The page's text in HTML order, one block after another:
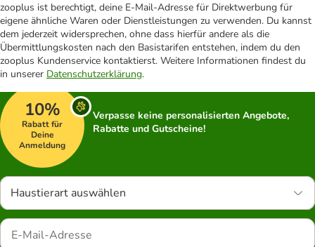
zooplus ist berechtigt, deine E-Mail-Adresse für Direktwerbung für
eigene ähnliche Waren oder Dienstleistungen zu verwenden. Du kannst
dem jederzeit widersprechen, ohne dass hierfür andere als die
Übermittlungskosten nach den Basistarifen entstehen, indem du den
zooplus Kundenservice kontaktierst. Weitere Informationen findest du
in unserer Datenschutzerklärung.
10%
Rabatt für
Deine
Anmeldung
Verpasse keine personalisierten Angebote,
Rabatte und Gutscheine!
Haustierart auswählen